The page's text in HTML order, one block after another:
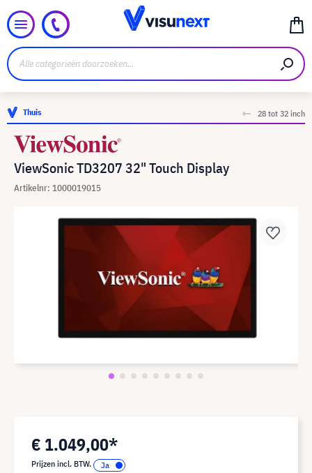
Thuis 28 tot 32 inch
ViewSonic TD3207 32" Touch Display
Artikelnr: 1000019015
€ 1.049,00*
Prijzen incl. BTW.